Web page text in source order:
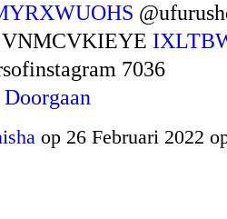
VNMCVKIEYE
7036
Doorgaan
op 26 Februari 2022